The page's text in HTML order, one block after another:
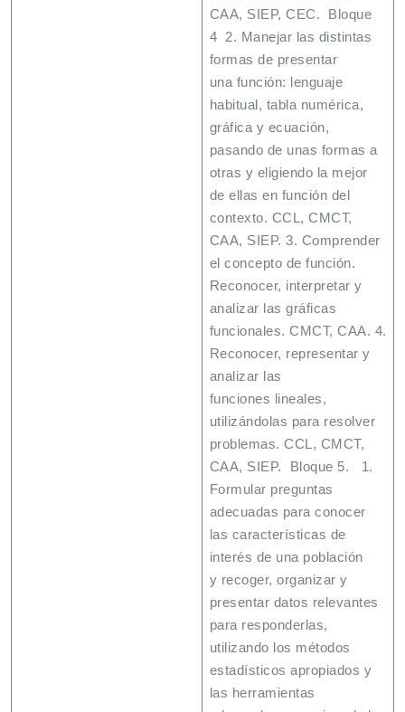
CAA, SIEP, CEC. Bloque
4 2. Manejar las distintas
formas de presentar
una función: lenguaje
habitual, tabla numérica,
gráfica y ecuación,
pasando de unas formas a
otras y eligiendo la mejor
de ellas en función del
contexto. CCL, CMCT,
CAA, SIEP. 3. Comprender
el concepto de función.
Reconocer, interpretar y
analizar las gráficas
funcionales. CMCT, CAA. 4.
Reconocer, representar y
analizar las
funciones lineales,
utilizándolas para resolver
problemas. CCL, CMCT,
CAA, SIEP. Bloque 5. 1.
Formular preguntas
adecuadas para conocer
las características de
interés de una población
y recoger, organizar y
presentar datos relevantes
para responderlas,
utilizando los métodos
estadísticos apropiados y
las herramientas